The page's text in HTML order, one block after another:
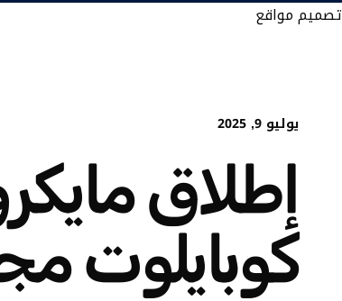
تصميم مواقع
يوليو 9, 2025
إطلاق
كوبايلوت